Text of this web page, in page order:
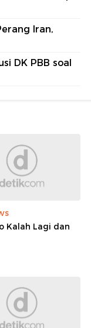
Iran,
DK PBB soal
Kalah Lagi dan